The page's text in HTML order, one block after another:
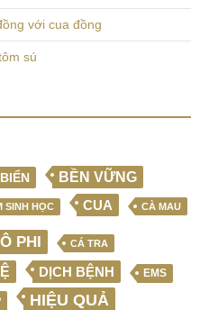
với cua đồng
sú
BIỂN BỀN VỮNG
SINH HỌC CUA CÀ MAU
PHI CÁ TRA
DỊCH BỆNH EMS
HIỆU QUẢ